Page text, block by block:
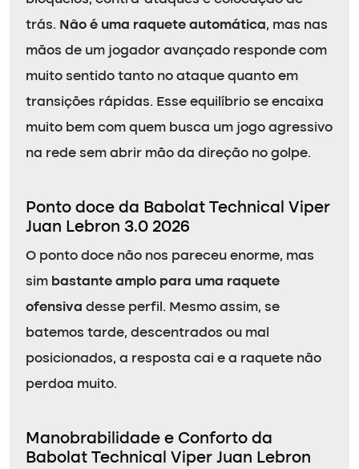
trás. Não é uma raquete automática, mas nas
mãos de um jogador avançado responde com
muito sentido tanto no ataque quanto em
transições rápidas. Esse equilíbrio se encaixa
muito bem com quem busca um jogo agressivo
na rede sem abrir mão da direção no golpe.
Ponto doce da Babolat Technical Viper
Juan Lebron 3.0 2026
O ponto doce não nos pareceu enorme, mas
sim bastante amplo para uma raquete
ofensiva desse perfil. Mesmo assim, se
batemos tarde, descentrados ou mal
posicionados, a resposta cai e a raquete não
perdoa muito.
Manobrabilidade e Conforto da
Babolat Technical Viper Juan Lebron